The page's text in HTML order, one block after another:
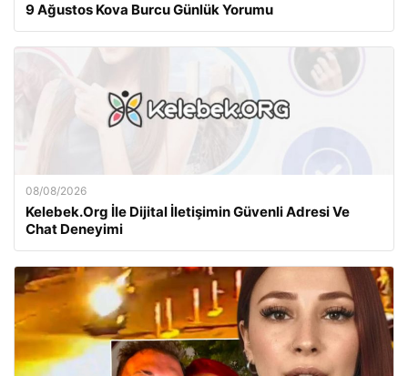
9 Ağustos Kova Burcu Günlük Yorumu
08/08/2026
Kelebek.Org İle Dijital İletişimin Güvenli Adresi Ve
Chat Deneyimi